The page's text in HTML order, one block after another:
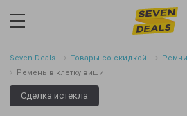
Seven.Deals Товары со скидкой
Ремень в клетку виши
Сделка истекла